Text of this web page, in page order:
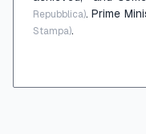
Repubblica). Prime
Stampa).